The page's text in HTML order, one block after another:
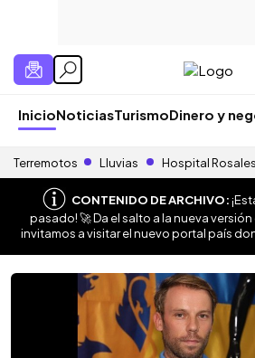
InicioNoticiasTurismoDinero y
Terremotos Lluvias Hospital Rosales
CONTENIDO DE ARCHIVO:
pasado! 🚀 Da el salto a la nueva versión
invitamos a visitar el nuevo portal país